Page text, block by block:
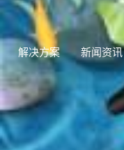
解决方案 新闻资讯